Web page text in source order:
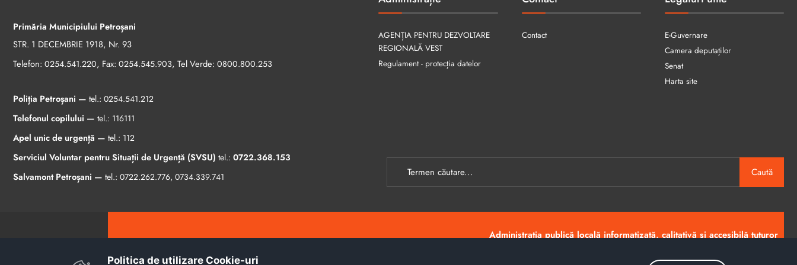
Primăria Municipiului Petroșani
STR. 1 DECEMBRIE 1918, Nr. 93
Telefon: 0254.541.220, Fax: 0254.545.903, Tel Verde: 0800.800.253
Poliția Petroșani — tel.: 0254.541.212
Telefonul copilului — tel.: 116111
Apel unic de urgență — tel.: 112
Serviciul Voluntar pentru Situații de Urgență (SVSU) tel.: 0722.368.153
Salvamont Petroșani — tel.: 0722.262.776, 0734.339.741
AGENȚIA PENTRU DEZVOLTARE
REGIONALĂ VEST
Regulament - protecția datelor
Contact
E-Guvernare
Camera deputaților
Senat
Harta site
Caută
Administrația publică locală informatizată, calitativă și accesibilă tuturor
Copyright © 2026 - Primăria Municipiului Petroșani
Politica de utilizare Cookie-uri‎